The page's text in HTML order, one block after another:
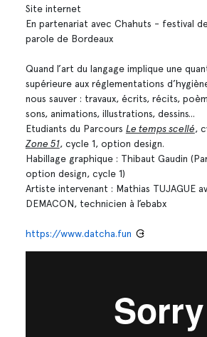
Site internet
En partenariat avec Chahuts - festival
parole de Bordeaux
Quand l’art du langage implique une
supérieure aux réglementations
nous sauver : travaux, écrits, récits,
sons, animations, illustrations, dessins...
Etudiants du Parcours Le temps scellé,
Zone 51, cycle 1, option design.
Habillage graphique : Thibaut Gaudin
option design, cycle 1)
Artiste intervenant : Mathias TUJAGUE
DEMACON, technicien à l’ebabx
https://www.datcha.fun